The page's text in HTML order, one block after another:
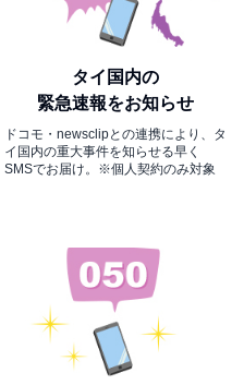
タイ国内の
緊急速報をお知らせ
ドコモ・newsclipとの連携により、タ
イ国内の重大事件を知らせる早く
SMSでお届け。※個人契約のみ対象